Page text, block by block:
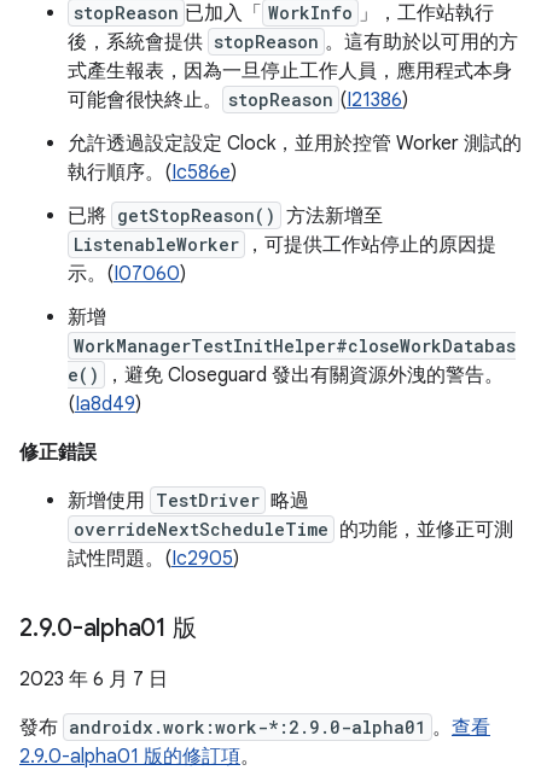
stopReason 已加入「 WorkInfo 」，工作站執行
後，系統會提供 stopReason 。這有助於以可用的方
式產生報表，因為一旦停止工作人員，應用程式本身
可能會很快終止。
stopReason (I21386)
允許透過設定設定 Clock，並用於控管 Worker 測試的
執行順序。(Ic586e)
已將 getStopReason() 方法新增至
ListenableWorker
，可提供工作站停止的原因提
示。(I07060)
新增
WorkManagerTestInitHelper#closeWorkDatabas
e()
，避免 Closeguard 發出有關資源外洩的警告。
(Ia8d49)
修正錯誤
新增使用 TestDriver 略過
overrideNextScheduleTime 的功能，並修正可測
試性問題。(Ic2905)
2.9.0-alpha01 版
2023 年 6 月 7 日
發布 androidx.work:work-*:2.9.0-alpha01 。 查看
2.9.0-alpha01 版的修訂項。